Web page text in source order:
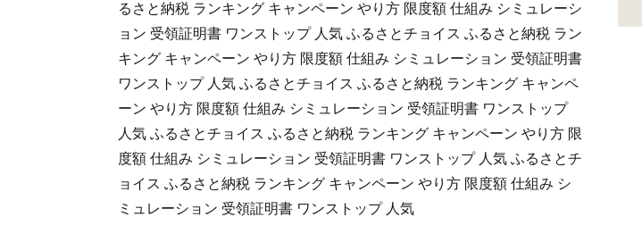
るさと納税 ランキング キャンペーン やり方 限度額 仕組み シミュレーシ
ョン 受領証明書 ワンストップ 人気 ふるさとチョイス ふるさと納税 ラン
キング キャンペーン やり方 限度額 仕組み シミュレーション 受領証明書
ワンストップ 人気 ふるさとチョイス ふるさと納税 ランキング キャンペ
ーン やり方 限度額 仕組み シミュレーション 受領証明書 ワンストップ
人気 ふるさとチョイス ふるさと納税 ランキング キャンペーン やり方 限
度額 仕組み シミュレーション 受領証明書 ワンストップ 人気 ふるさとチ
ョイス ふるさと納税 ランキング キャンペーン やり方 限度額 仕組み シ
ミュレーション 受領証明書 ワンストップ 人気